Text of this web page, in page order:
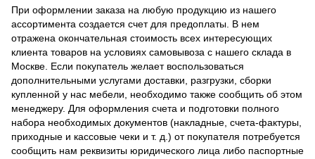
При оформлении заказа на любую продукцию из нашего
ассортимента создается счет для предоплаты. В нем
отражена окончательная стоимость всех интересующих
клиента товаров на условиях самовывоза с нашего склада в
Москве. Если покупатель желает воспользоваться
дополнительными услугами доставки, разгрузки, сборки
купленной у нас мебели, необходимо также сообщить об этом
менеджеру. Для оформления счета и подготовки полного
набора необходимых документов (накладные, счета-фактуры,
приходные и кассовые чеки и т. д.) от покупателя потребуется
сообщить нам реквизиты юридического лица либо паспортные